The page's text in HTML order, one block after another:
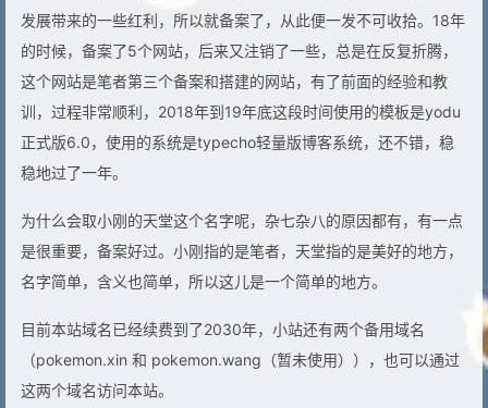
发展带来的一些红利，所以就备案了，从此便一发不可收拾。18年
的时候，备案了5个网站，后来又注销了一些，总是在反复折腾，
这个网站是笔者第三个备案和搭建的网站，有了前面的经验和教
训，过程非常顺利，2018年到19年底这段时间使用的模板是yodu
正式版6.0，使用的系统是typecho轻量版博客系统，还不错，稳
稳地过了一年。
为什么会取小刚的天堂这个名字呢，杂七杂八的原因都有，有一点
是很重要，备案好过。小刚指的是笔者，天堂指的是美好的地方，
名字简单，含义也简单，所以这儿是一个简单的地方。
目前本站域名已经续费到了2030年，小站还有两个备用域名
（pokemon.xin 和 pokemon.wang（暂未使用）），也可以通过
这两个域名访问本站。